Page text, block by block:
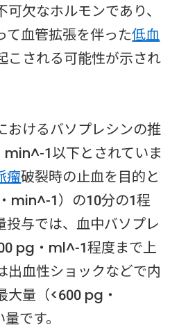
欠なホルモンであり、
て血管拡張を伴った低血
こされる可能性が示され
おけるバソプレシンの推
min^-1以下とされていま
瘤破裂時の止血を目的と
min^-1）の10分の1程
投与では、血中バソプレ
pg・ml^-1程度まで上
出血性ショックなどで内
大量（<600 pg・
です。